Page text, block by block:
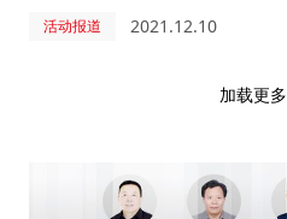
活动报道 2021.12.10
加载更多